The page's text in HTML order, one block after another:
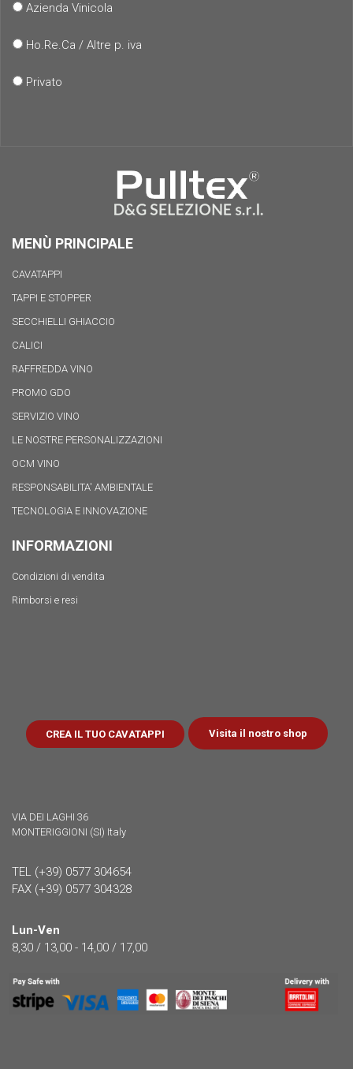
Azienda Vinicola
Ho.Re.Ca / Altre p. iva
Privato
MENÙ PRINCIPALE
CAVATAPPI
TAPPI E STOPPER
SECCHIELLI GHIACCIO
CALICI
RAFFREDDA VINO
PROMO GDO
SERVIZIO VINO
LE NOSTRE PERSONALIZZAZIONI
OCM VINO
RESPONSABILITA' AMBIENTALE
TECNOLOGIA E INNOVAZIONE
INFORMAZIONI
Condizioni di vendita
Rimborsi e resi
CREA IL TUO CAVATAPPI Visita il nostro shop
VIA DEI LAGHI 36
MONTERIGGIONI (SI) Italy
TEL (+39) 0577 304654
FAX (+39) 0577 304328
Lun-Ven
8,30 / 13,00 - 14,00 / 17,00